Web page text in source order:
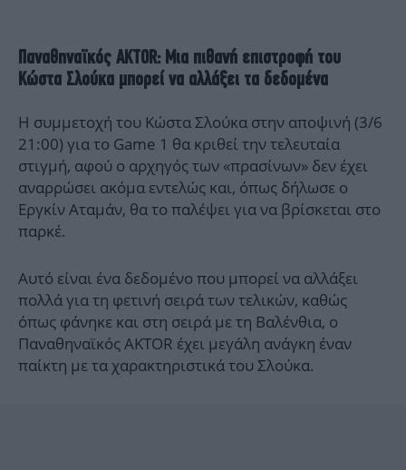
Παναθηναϊκός AKTOR: Μια πιθανή επιστροφή του
Κώστα Σλούκα μπορεί να αλλάξει τα δεδομένα
Η συμμετοχή του Κώστα Σλούκα στην αποψινή (3/6
21:00) για το Game 1 θα κριθεί την τελευταία
στιγμή, αφού ο αρχηγός των «πρασίνων» δεν έχει
αναρρώσει ακόμα εντελώς και, όπως δήλωσε ο
Εργκίν Αταμάν, θα το παλέψει για να βρίσκεται στο
παρκέ.
Αυτό είναι ένα δεδομένο που μπορεί να αλλάξει
πολλά για τη φετινή σειρά των τελικών, καθώς
όπως φάνηκε και στη σειρά με τη Βαλένθια, ο
Παναθηναϊκός AKTOR έχει μεγάλη ανάγκη έναν
παίκτη με τα χαρακτηριστικά του Σλούκα.